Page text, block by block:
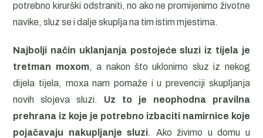
potrebno kirurški odstraniti, no ako ne promijenimo životne
navike, sluz se i dalje skuplja na tim istim mjestima.
Najbolji način uklanjanja postojeće sluzi iz tijela je
tretman moxom, a nakon što uklonimo sluz iz nekog
dijela tijela, moxa nam pomaže i u prevenciji skupljanja
novih slojeva sluzi. Uz to je neophodna pravilna
prehrana iz koje je potrebno izbaciti namirnice koje
pojačavaju nakupljanje sluzi. Ako živimo u domu u